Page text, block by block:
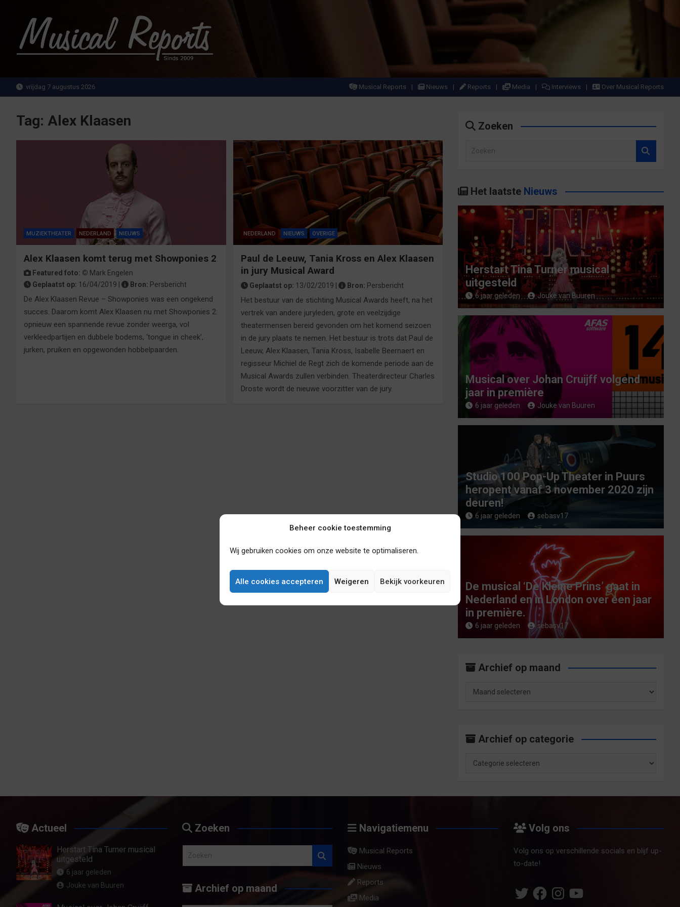
Beheer cookie toestemming
Wij gebruiken cookies om onze website te optimaliseren.
Alle cookies accepteren Weigeren Bekijk voorkeuren
inhoud
MusicalReports.nl
vrijdag 7 augustus 2026 Musical Reports Nieuws Reports Media Interviews Over Musical Reports
Tag: Alex Klaasen
MUZIEKTHEATER NEDERLAND NIEUWS
Alex Klaasen komt terug met Showponies 2
Featured foto: © Mark Engelen
Geplaatst op: 16/04/2019 | Bron: Persbericht
De Alex Klaasen Revue – Showponies was een ongekend
succes. Daarom komt Alex Klaasen nu met Showponies 2:
opnieuw een spannende revue zonder weerga, vol
verkleedpartijen en dubbele bodems, ‘tongue in cheek’,
jurken, pruiken en opgewonden hobbelpaarden.
NEDERLAND NIEUWS OVERIGE
Paul de Leeuw, Tania Kross en Alex Klaasen
in jury Musical Award
Geplaatst op: 13/02/2019 | Bron: Persbericht
Het bestuur van de stichting Musical Awards heeft, na het
vertrek van andere juryleden, grote en veelzijdige
theatermensen bereid gevonden om het komend seizoen
in de jury plaats te nemen. Het bestuur is trots dat Paul de
Leeuw, Alex Klaasen, Tania Kross, Isabelle Beernaert en
regisseur Michiel de Regt zich de komende periode aan de
Musical Awards zullen verbinden. Theaterdirecteur Charles
Droste wordt de nieuwe voorzitter van de jury.
Zoeken
e
n
Het laatste Nieuws
Herstart Tina Turner musical
uitgesteld
6 jaar geleden Jouke van Buuren
Musical over Johan Cruijff volgend
jaar in première
6 jaar geleden Jouke van Buuren
Studio 100 Pop-Up Theater in Puurs
heropent vanaf 3 november 2020 zijn
deuren!
6 jaar geleden sebasv17
De musical ‘De Kleine Prins’ gaat in
Nederland en in London over een jaar
in première.
6 jaar geleden sebasv17
Archief op maand
Archief op categorie
categorie
Actueel
Herstart Tina Turner musical
uitgesteld
6 jaar geleden
Jouke van Buuren
Zoeken
k
Archief op maand
Navigatiemenu
Musical Reports
Nieuws
Reports
Media
Volg ons
Volg ons op verschillende socials en blijf up-
to-date!
TwitterFacebookInstagram
YouTube